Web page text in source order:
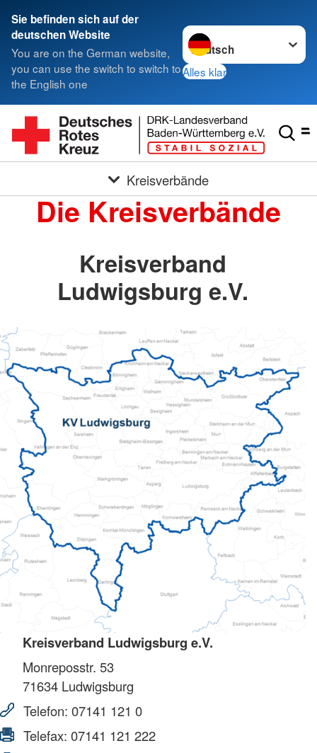
Sie befinden sich auf der
deutschen Website
You are on the German website,
you can use the switch to switch to
the English one
Sprache wechseln zu
Alles klar
Kreisverbände
Die Kreisverbände
Kreisverband
Ludwigsburg e.V.
Kreisverband Ludwigsburg e.V.
Monreposstr. 53
71634 Ludwigsburg
Telefon: 07141 121 0
Telefax: 07141 121 222